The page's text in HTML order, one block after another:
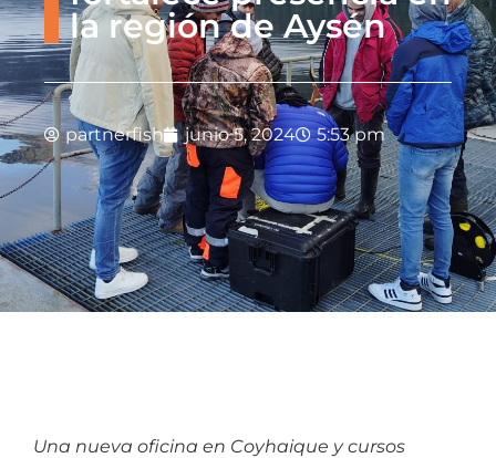
la región de Aysén
partnerfish junio 5, 2024 5:53 pm
Una nueva oficina en Coyhaique y cursos